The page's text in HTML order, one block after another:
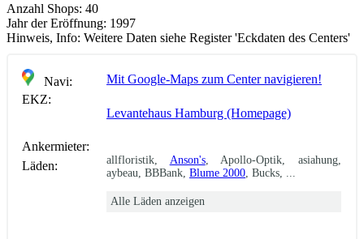
Anzahl Shops: 40
Jahr der Eröffnung: 1997
Hinweis, Info: Weitere Daten siehe Register 'Eckdaten des Centers'
Navi:
Mit Google-Maps zum Center navigieren!
EKZ:
Levantehaus Hamburg (Homepage)
Ankermieter:
Läden:
allfloristik, Anson's, Apollo-Optik, asiahung,
aybeau, BBBank, Blume 2000 , Bucks, ...
Alle Läden anzeigen